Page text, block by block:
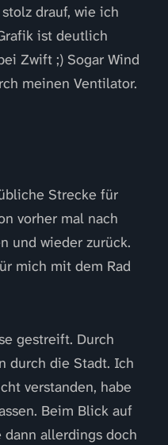
drauf, wie ich
ist deutlich
Zwift ;) Sogar Wind
meinen Ventilator.
Strecke für
vorher mal nach
und wieder zurück.
mich mit dem Rad
gestreift. Durch
durch die Stadt. Ich
verstanden, habe
Beim Blick auf
allerdings doch